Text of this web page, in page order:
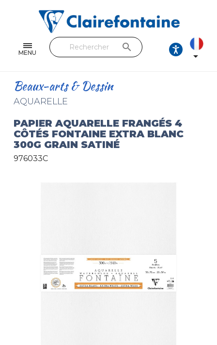
MENU
Feuilles & Copies
Beaux-arts & Dessin
Loisirs créatifs
Cuir & trousses
RETROUVEZ NOS COLLECTIONS
search

Beaux-arts & Dessin
AQUARELLE
PAPIER AQUARELLE FRANGÉS 4
CÔTÉS FONTAINE EXTRA BLANC
300G GRAIN SATINÉ
976033C